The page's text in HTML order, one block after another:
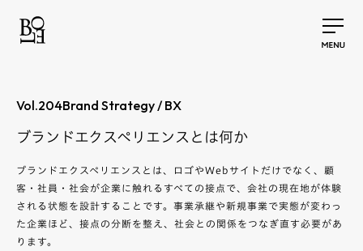
Vol.204Brand Strategy / BX
ブランドエクスペリエンスとは何か
ブランドエクスペリエンスとは、ロゴやWebサイトだけでなく、顧
客・社員・社会が企業に触れるすべての接点で、会社の現在地が体験
される状態を設計することです。事業承継や新規事業で実態が変わっ
た企業ほど、接点の分断を整え、社会との関係をつなぎ直す必要があ
ります。